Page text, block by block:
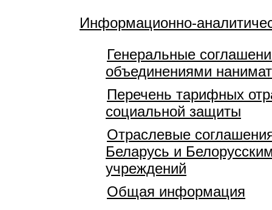
Информационно-
Генеральные
объединениями
Перечень тарифных
социальной защиты
Отраслевые
Беларусь и
учреждений
Общая информация